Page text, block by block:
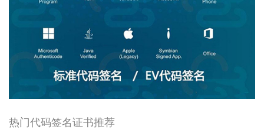
热门代码签名证书推荐